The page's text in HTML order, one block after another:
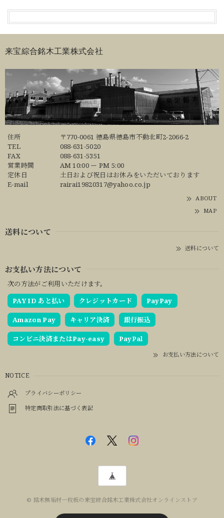
来宝綜合銘木工業株式会社
住所
〒770-0061 徳島県徳島市不動北町2-2066-2
TEL
088-631-5020
FAX
088-631-5351
営業時間
AM 10:00 ー PM 5:00
定休日
土日および祝日はお休みをいただいております
E-mail
rairai19820317@yahoo.co.jp
ABOUT
MAP
送料について
送料について
お支払い方法について
次の方法がご利用いただけます。
PAY ID あと払い
クレジットカード PayPay
Amazon Pay キャリア決済 銀行振込
コンビニ決済またはPay-easy PayPal
お支払い方法について
NOTICE
プライバシーポリシー
特定商取引法に基づく表記
© 銘木無垢材一枚板の来宝綜合銘木工業株式会社オンラインストア